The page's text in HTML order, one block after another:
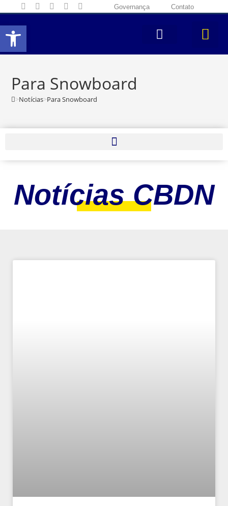
Abrir a barra de ferramentas
Governança Contato
Para Snowboard
>Notícias>Para Snowboard
Notícias CBDN